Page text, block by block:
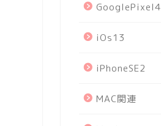
GooglePixel4
iOs13
iPhoneSE2
MAC関連